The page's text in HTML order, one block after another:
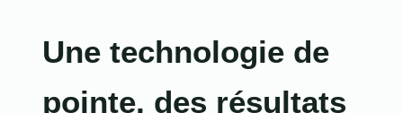
Une technologie de
pointe, des résultats